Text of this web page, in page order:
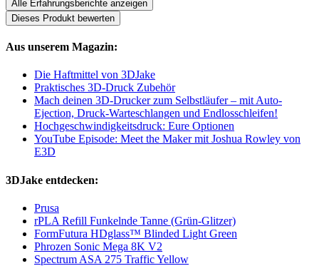
Alle Erfahrungsberichte anzeigen
Dieses Produkt bewerten
Aus unserem Magazin:
Die Haftmittel von 3DJake
Praktisches 3D-Druck Zubehör
Mach deinen 3D-Drucker zum Selbstläufer – mit Auto-
Ejection, Druck-Warteschlangen und Endlosschleifen!
Hochgeschwindigkeitsdruck: Eure Optionen
YouTube Episode: Meet the Maker mit Joshua Rowley von
E3D
3DJake entdecken:
Prusa
rPLA Refill Funkelnde Tanne (Grün-Glitzer)
FormFutura HDglass™ Blinded Light Green
Phrozen Sonic Mega 8K V2
Spectrum ASA 275 Traffic Yellow